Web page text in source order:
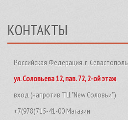
КОНТАКТЫ
Российская Федерация, г. Севастополь
ул. Соловьева 12, пав. 72, 2-ой этаж
вход (напротив ТЦ "New Соловьи")
+7(978)715-41-00 Магазин